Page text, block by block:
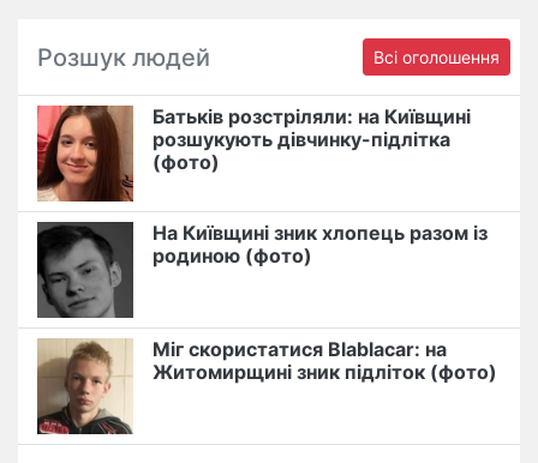
Розшук людей Всі оголошення
Батьків розстріляли: на Київщині
розшукують дівчинку-підлітка
(фото)
На Київщині зник хлопець разом із
родиною (фото)
Міг скористатися Blablacar: на
Житомирщині зник підліток (фото)